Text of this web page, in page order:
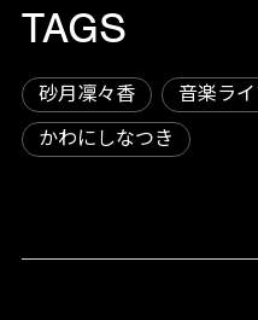
TAGS
砂月凜々香
音楽ラ
かわにしなつき